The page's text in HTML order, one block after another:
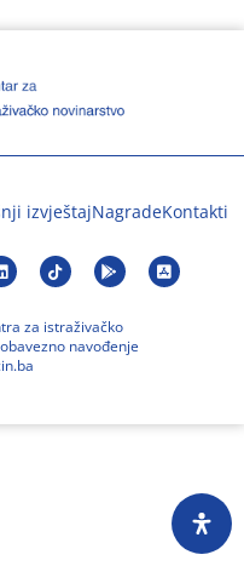
izvještajNagradeKontakti
za istraživačko
navođenje